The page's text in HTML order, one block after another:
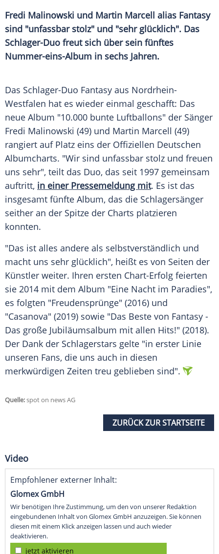
Fredi Malinowski und Martin Marcell alias Fantasy
sind "unfassbar stolz" und "sehr glücklich". Das
Schlager-Duo freut sich über sein fünftes
Nummer-eins-Album in sechs Jahren.
Das Schlager-Duo Fantasy aus Nordrhein-
Westfalen hat es wieder einmal geschafft: Das
neue Album "10.000 bunte Luftballons" der Sänger
Fredi Malinowski (49) und Martin Marcell (49)
rangiert auf Platz eins der Offiziellen Deutschen
Albumcharts. "Wir sind unfassbar stolz und freuen
uns sehr", teilt das Duo, das seit 1997 gemeinsam
auftritt, in einer Pressemeldung mit. Es ist das
insgesamt fünfte Album, das die Schlagersänger
seither an der Spitze der Charts platzieren
konnten.
"Das ist alles andere als selbstverständlich und
macht uns sehr glücklich", heißt es von Seiten der
Künstler weiter. Ihren ersten Chart-Erfolg feierten
sie 2014 mit dem Album "Eine Nacht im Paradies",
es folgten "Freudensprünge" (2016) und
"Casanova" (2019) sowie "Das Beste von Fantasy -
Das große Jubiläumsalbum mit allen Hits!" (2018).
Der Dank der Schlagerstars gelte "in erster Linie
unseren Fans, die uns auch in diesen
merkwürdigen Zeiten treu geblieben sind".
Quelle:spot on news AG
ZURÜCK ZUR STARTSEITE
Video
Empfohlener externer Inhalt:
Glomex GmbH
Wir benötigen Ihre Zustimmung, um den von unserer Redaktion
eingebundenen Inhalt von Glomex GmbH anzuzeigen. Sie können
diesen mit einem Klick anzeigen lassen und auch wieder
deaktivieren.
jetzt aktivieren